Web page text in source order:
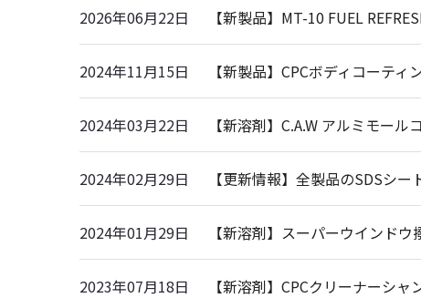
2026年06月22日 【新製品】MT-10 FUEL
2024年11月15日 【新製品】CPCボディコーテ
2024年03月22日 【新溶剤】C.A.W アルミモー
2024年02月29日 【更新情報】全製品のSDSシー
2024年01月29日 【新溶剤】スーパーウインド
2023年07月18日 【新溶剤】CPCクリーナーシ